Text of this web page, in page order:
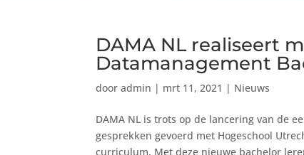
DAMA NL realiseert
Datamanagement
dooradmin | mrt 11, 2021 | Nieuws
DAMA NL is trots op de lancering van de
gesprekken gevoerd met Hogeschool
curriculum. Met deze nieuwe bachelor